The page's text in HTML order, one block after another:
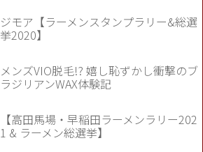
ジモア【ラーメンスタンプラリー&総選
挙2020】
メンズVIO脱毛!? 嬉し恥ずかし衝撃のブ
ラジリアンWAX体験記
【高田馬場・早稲田ラーメンラリー202
1 & ラーメン総選挙】